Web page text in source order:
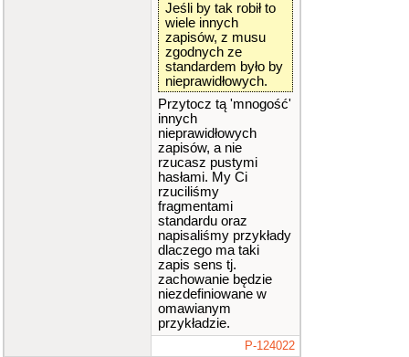
Jeśli by tak robił to
wiele innych
zapisów, z musu
zgodnych ze
standardem było by
nieprawidłowych.
Przytocz tą 'mnogość'
innych
nieprawidłowych
zapisów, a nie
rzucasz pustymi
hasłami. My Ci
rzuciliśmy
fragmentami
standardu oraz
napisaliśmy przykłady
dlaczego ma taki
zapis sens tj.
zachowanie będzie
niezdefiniowane w
omawianym
przykładzie.
P-124022